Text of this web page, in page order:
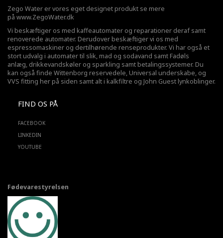
Zego Water er vores eget designet produkt se mere
på www.ZegoWater.dk
Vi beskæftiger os med kaffeautomater og reparationer deraf samt
renoverede automater. Derudover beskæftiger vi os med
espressomaskiner og dertilhørende renseprodukter. Vi har også et
stort udvalg i automater til slik, mad og sodavand samt Fadøls
anlæg, drikkevandskøler og sparkling samt betalingssystemer. Du
kan også finde Wittenborg reservedele, Universal underskabe, og
VVS fitting her på siden samt alt i kalkfiltre og John Guest lynkoblinger.
FIND OS PÅ
FACEBOOK
LINKEDIN
YOUTUBE
Fødevarestyrelsen